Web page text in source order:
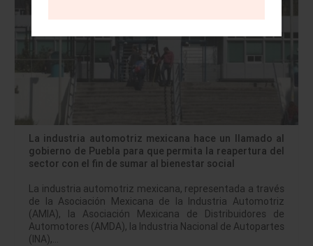
La industria automotriz mexicana hace un llamado al
gobierno de Puebla para que permita la reapertura del
sector con el fin de sumar al bienestar social
La industria automotriz mexicana, representada a través
de la Asociación Mexicana de la Industria Automotriz
(AMIA), la Asociación Mexicana de Distribuidores de
Automotores (AMDA), la Industria Nacional de Autopartes
(INA),…